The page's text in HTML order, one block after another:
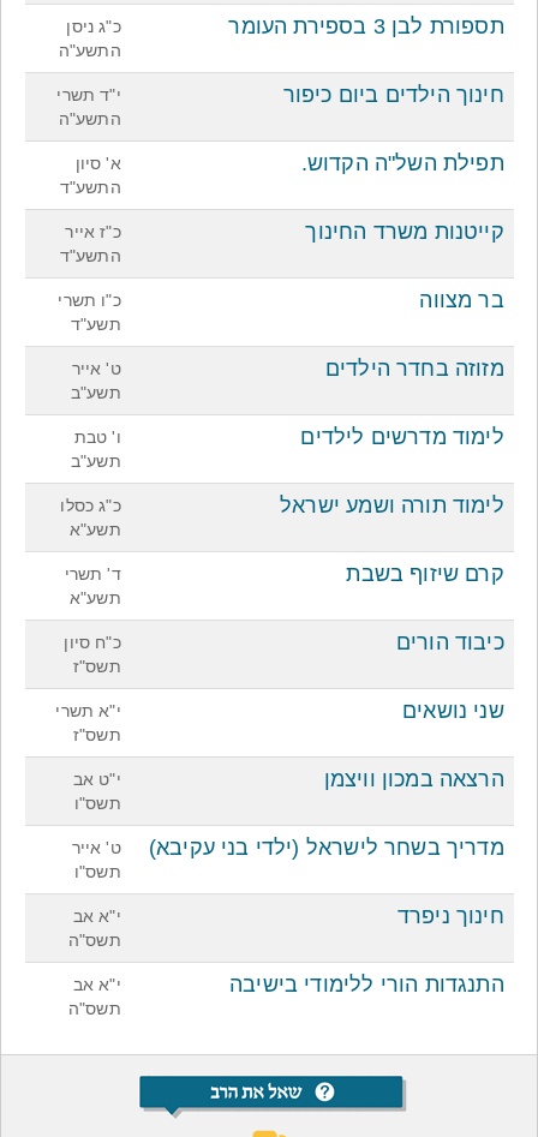
תספורת לבן 3 בספירת העומר
כ"ג ניסן
התשע"ה
חינוך הילדים ביום כיפור
י"ד תשרי
התשע"ה
תפילת השל"ה הקדוש.
א' סיון
התשע"ד
קייטנות משרד החינוך
כ"ז אייר
התשע"ד
בר מצווה
כ"ו תשרי
תשע"ד
מזוזה בחדר הילדים
ט' אייר
תשע"ב
לימוד מדרשים לילדים
ו' טבת
תשע"ב
לימוד תורה ושמע ישראל
כ"ג כסלו
תשע"א
קרם שיזוף בשבת
ד' תשרי
תשע"א
כיבוד הורים
כ"ח סיון
תשס"ז
שני נושאים
י"א תשרי
תשס"ז
הרצאה במכון וויצמן
י"ט אב
תשס"ו
מדריך בשחר לישראל (ילדי בני עקיבא)
ט' אייר
תשס"ו
חינוך ניפרד
י"א אב
תשס"ה
התנגדות הורי ללימודי בישיבה
י"א אב
תשס"ה